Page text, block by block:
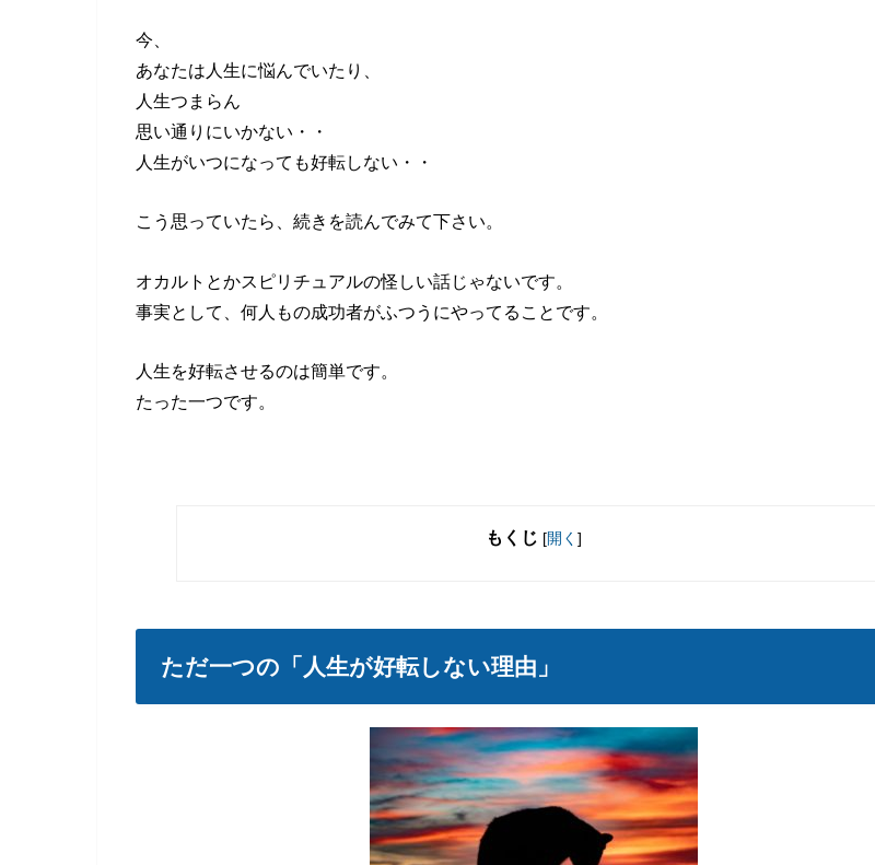
今、
あなたは人生に悩んでいたり、
人生つまらん
思い通りにいかない・・
人生がいつになっても好転しない・・
こう思っていたら、続きを読んでみて下さい。
オカルトとかスピリチュアルの怪しい話じゃないです。
事実として、何人もの成功者がふつうにやってることです。
人生を好転させるのは簡単です。
たった一つです。
もくじ [開く ]
ただ一つの「人生が好転しない理由」